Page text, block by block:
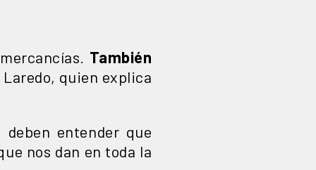
También
quien explica
entender que
nos dan en toda la